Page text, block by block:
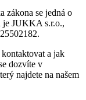
zákona se jedná o
je JUKKA s.r.o.,
a jak
dozvíte v
najdete na našem